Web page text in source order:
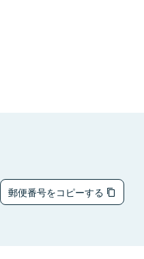
郵便番号をコピーする